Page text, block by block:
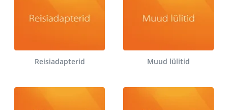
Reisiadapterid Muud lülitid